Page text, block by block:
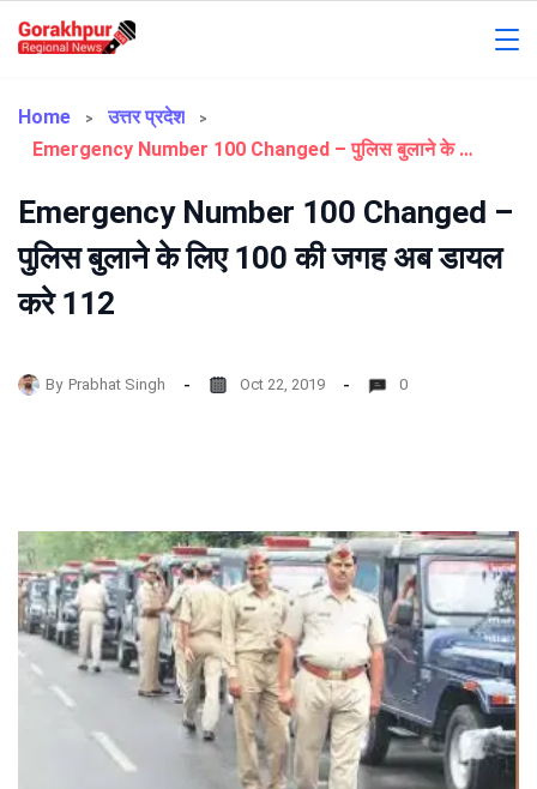
Regional
Home
उत्तर प्रदेश
Emergency Number 100 Changed – पुलिस बुलाने के लिए 100 की जगह अब डायल करे 112
Emergency Number 100 Changed –
पुलिस बुलाने के लिए 100 की जगह अब डायल
करे 112
By Prabhat Singh Oct 22, 2019 0